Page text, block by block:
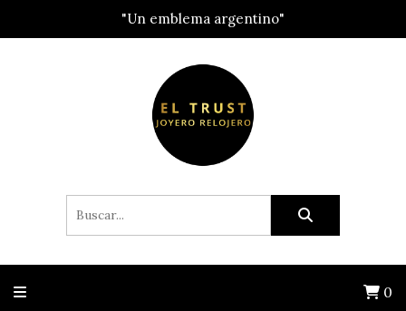
"Un emblema argentino"
0